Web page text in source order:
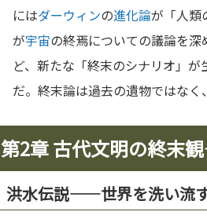
にはダーウィンの進化論が「人類
が宇宙の終焉についての議論を深
ど、新たな「終末のシナリオ」
だ。終末論は過去の遺物ではなく、
第2章 古代文明の終末
洪水伝説——世界を洗い流